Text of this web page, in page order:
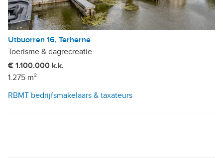
Utbuorren 16, Terherne
Toerisme & dagrecreatie
€ 1.100.000 k.k.
1.275 m²
RBMT bedrijfsmakelaars & taxateurs